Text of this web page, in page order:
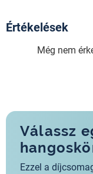
Értékelések
Még nem
Válassz
Ezzel a